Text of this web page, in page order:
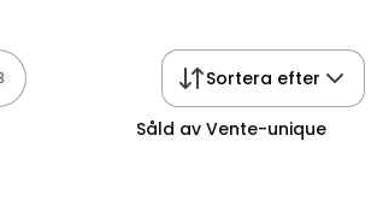
Sortera efter
Såld av Vente-unique